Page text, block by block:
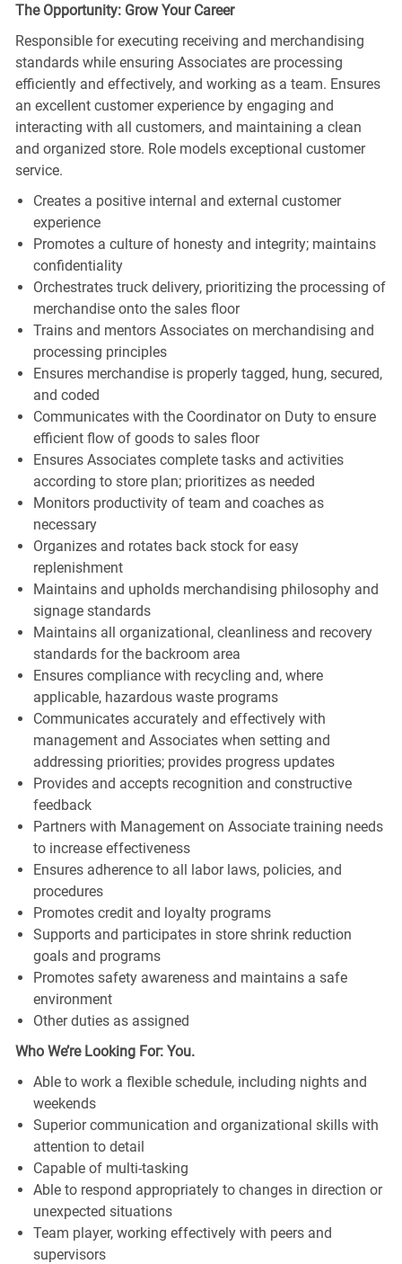
The Opportunity: Grow Your Career
Responsible for executing receiving and merchandising
standards while ensuring Associates are processing
efficiently and effectively, and working as a team. Ensures
an excellent customer experience by engaging and
interacting with all customers, and maintaining a clean
and organized store. Role models exceptional customer
service.
Creates a positive internal and external customer
experience
Promotes a culture of honesty and integrity; maintains
confidentiality
Orchestrates truck delivery, prioritizing the processing of
merchandise onto the sales floor
Trains and mentors Associates on merchandising and
processing principles
Ensures merchandise is properly tagged, hung, secured,
and coded
Communicates with the Coordinator on Duty to ensure
efficient flow of goods to sales floor
Ensures Associates complete tasks and activities
according to store plan; prioritizes as needed
Monitors productivity of team and coaches as
necessary
Organizes and rotates back stock for easy
replenishment
Maintains and upholds merchandising philosophy and
signage standards
Maintains all organizational, cleanliness and recovery
standards for the backroom area
Ensures compliance with recycling and, where
applicable, hazardous waste programs
Communicates accurately and effectively with
management and Associates when setting and
addressing priorities; provides progress updates
Provides and accepts recognition and constructive
feedback
Partners with Management on Associate training needs
to increase effectiveness
Ensures adherence to all labor laws, policies, and
procedures
Promotes credit and loyalty programs
Supports and participates in store shrink reduction
goals and programs
Promotes safety awareness and maintains a safe
environment
Other duties as assigned
Who We’re Looking For: You.
Able to work a flexible schedule, including nights and
weekends
Superior communication and organizational skills with
attention to detail
Capable of multi-tasking
Able to respond appropriately to changes in direction or
unexpected situations
Team player, working effectively with peers and
supervisors